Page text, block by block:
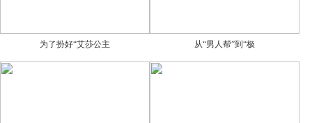
为了扮好“艾莎公主 从“男人帮”到“极